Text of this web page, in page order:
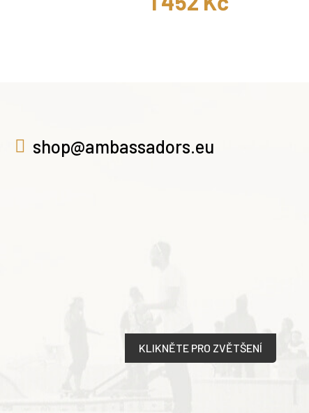
shop@ambassadors.eu
KLIKNĚTE PRO ZVĚTŠENÍ